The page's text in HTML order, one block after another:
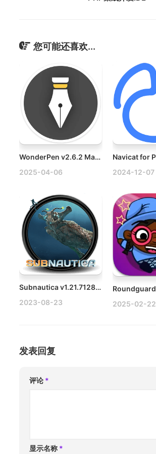
您可能还喜欢...
WonderPen v2.6.2 Mac妙笔专业写作软件多种导出格式破解版
2025-04-06
2024-12-07
Subnautica v1.21.71288 Mac深海迷航
2023-08-23
2025-02-22
发表回复
评论 *
显示名称 *